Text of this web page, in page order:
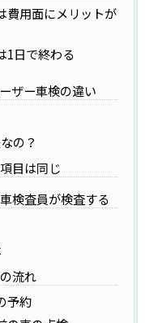
費用面にメリットが
1日で終わる
ザー車検の違い
の？
目は同じ
検査員が検査する
流れ
予約